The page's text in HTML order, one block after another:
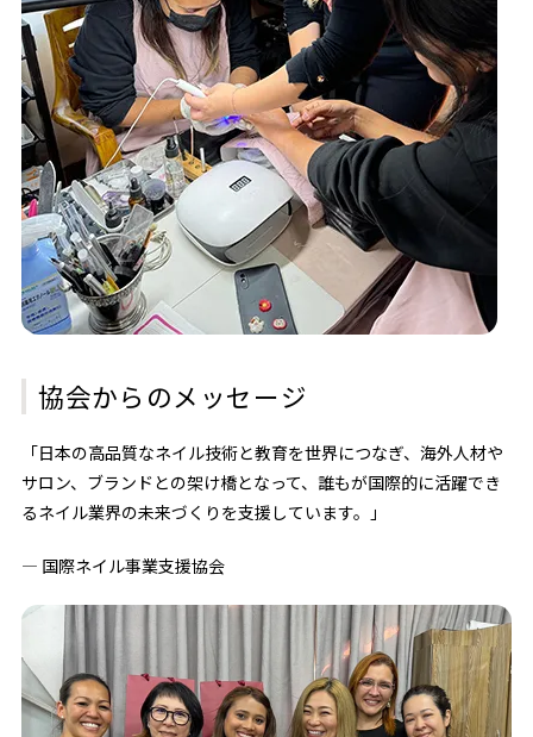
協会からのメッセージ
「日本の高品質なネイル技術と教育を世界につなぎ、海外人材や
サロン、ブランドとの架け橋となって、誰もが国際的に活躍でき
るネイル業界の未来づくりを支援しています。」
— 国際ネイル事業支援協会